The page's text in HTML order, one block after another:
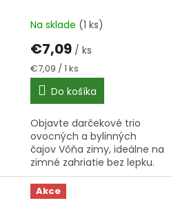
Na sklade (1 ks)
€7,09 / ks
Jednotková
cena:
€7,09 / 1 ks
Do košíka
Objavte darčekové trio
ovocných a bylinných
čajov Vôňa zimy, ideálne na
zimné zahriatie bez lepku.
Akce